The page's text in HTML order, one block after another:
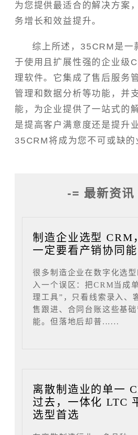
为您提供最适合的解决方案
务增长和效益提升。
综上所述，35CRM是一
于使用且扩展性强的企业级
理软件。它集成了售后服务
管理和数据分析等功能，并
能，为企业提供了一站式的
是提高客户满意度还是提升
35CRM将成为您不可或缺的
-= 最新资讯
制造企业选型 CRM
一定要看产销协同能
很多制造企业在数字化选
入一个误区：把CRM当成
理工具”，只看线索录入、
售跟进、合同台账这些基
能。但落地后却普......
离散制造业的单一
过去，一体化 LTC
选型首选